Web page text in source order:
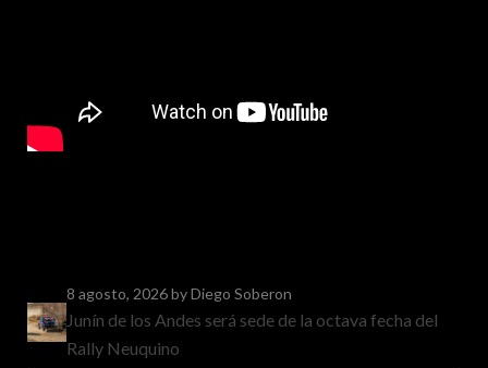
8 agosto, 2026by Diego Soberon
Junín de los Andes será sede de la octava fecha del
Rally Neuquino